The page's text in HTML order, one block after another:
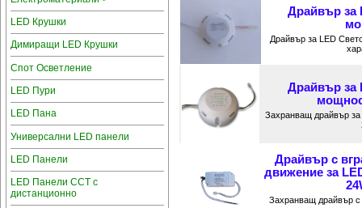
LED Крушки
Димиращи LED Крушки
Спот Осветление
LED Пури
LED Пана
Универсални LED панели
LED Панели
LED Панели CCT с
дистанционно
Драйвър за
Драйвър за LED
Драйвър за
Захранващ драйвър
Драйвър с
движение за
Захранващ драйвър с